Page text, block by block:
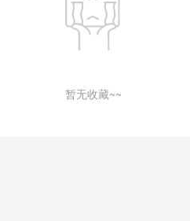
暂无收藏~~